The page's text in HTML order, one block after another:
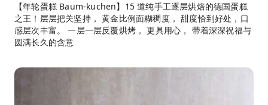
【年轮蛋糕 Baum-kuchen】15 道纯手工逐层烘焙的德国蛋糕
之王！层层把关坚持， 黄金比例面糊稠度， 甜度恰到好处，口
感层次丰富。 一层一层反覆烘烤， 更具用心， 带着深深祝福与
圆满长久的含意